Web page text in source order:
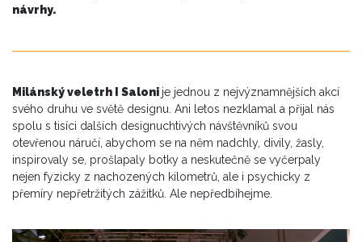
návrhy.
Milánský veletrh I Saloni je jednou z nejvýznamnějších akcí
svého druhu ve světě designu. Ani letos nezklamal a přijal nás
spolu s tisíci dalších designuchtivých návštěvníků svou
otevřenou náručí, abychom se na něm nadchly, divily, žasly,
inspirovaly se, prošlapaly botky a neskutečně se vyčerpaly
nejen fyzicky z nachozených kilometrů, ale i psychicky z
přemíry nepřetržitých zážitků. Ale nepředbíhejme.